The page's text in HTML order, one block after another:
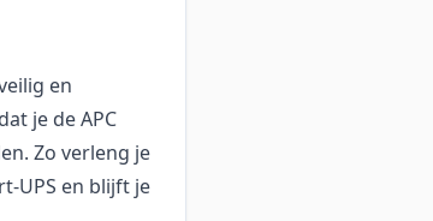
en
je de APC
Zo verleng je
UPS en blijft je